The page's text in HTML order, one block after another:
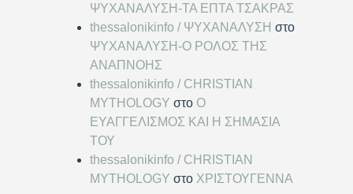
ΨΥΧΑΝΑΛΥΣΗ-ΤΑ ΕΠΤΑ ΤΣΑΚΡΑΣ
thessalonikinfo / ΨΥΧΑΝΑΛΥΣΗ στο
ΨΥΧΑΝΑΛΥΣΗ-Ο ΡΟΛΟΣ ΤΗΣ
ΑΝΑΠΝΟΗΣ
thessalonikinfo / CHRISTIAN
MYTHOLOGY στο Ο
ΕΥΑΓΓΕΛΙΣΜΟΣ ΚΑΙ Η ΣΗΜΑΣΙΑ
ΤΟΥ
thessalonikinfo / CHRISTIAN
MYTHOLOGY στο ΧΡΙΣΤΟΥΓΕΝΝΑ